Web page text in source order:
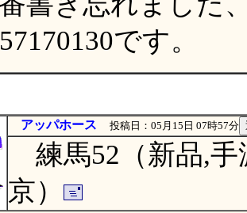
です。
アッパホース 投稿日：05月15日 07時57分
練馬52（新品,手
京）